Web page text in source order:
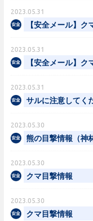
2023.05.31
【安全メール】
2023.05.31
【安全メール】ク
2023.05.31
サルに注意してく
2023.05.30
熊の目撃情報（神
2023.05.30
クマ目撃情報
2023.05.30
クマ目撃情報